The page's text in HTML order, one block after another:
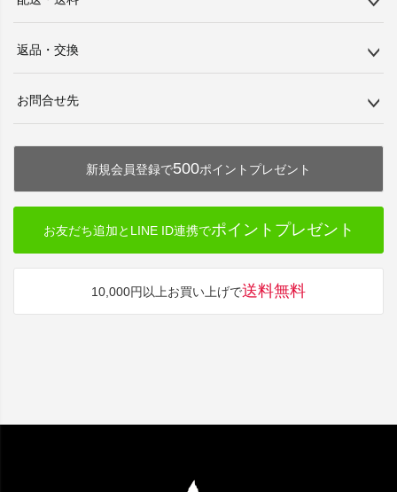
返品・交換
お問合せ先
新規会員登録で500ポイントプレゼント
お友だち追加とLINE ID連携でポイントプレゼント
10,000円以上お買い上げで送料無料